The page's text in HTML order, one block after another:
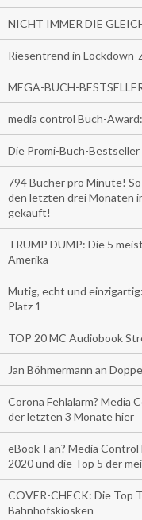
NICHT IMMER DIE
Riesentrend in Lockdown-
MEGA-BUCH-
media control Buch-
Die Promi-Buch-
794 Bücher pro Minute!
den letzten drei Monaten
gekauft!
TRUMP DUMP: Die 5
Amerika
Mutig, echt und
Platz 1
TOP 20 MC Audiobook
Jan Böhmermann an
Corona Fehlalarm? Media
der letzten 3 Monate hier
eBook-Fan? Media
2020 und die Top 5 der
COVER-CHECK: Die Top
Bahnhofskiosken